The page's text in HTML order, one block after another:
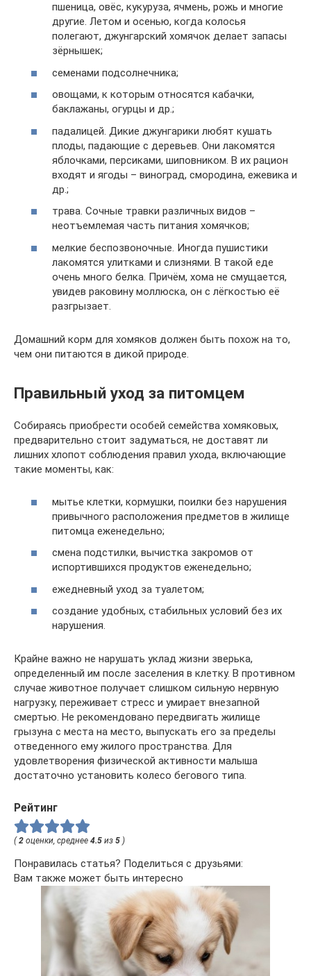
пшеница, овёс, кукуруза, ячмень, рожь и многие
другие. Летом и осенью, когда колосья
полегают, джунгарский хомячок делает запасы
зёрнышек;
семенами подсолнечника;
овощами, к которым относятся кабачки,
баклажаны, огурцы и др.;
падалицей. Дикие джунгарики любят кушать
плоды, падающие с деревьев. Они лакомятся
яблочками, персиками, шиповником. В их рацион
входят и ягоды – виноград, смородина, ежевика и
др.;
трава. Сочные травки различных видов –
неотъемлемая часть питания хомячков;
мелкие беспозвоночные. Иногда пушистики
лакомятся улитками и слизнями. В такой еде
очень много белка. Причём, хома не смущается,
увидев раковину моллюска, он с лёгкостью её
разгрызает.
Домашний корм для хомяков должен быть похож на то,
чем они питаются в дикой природе.
Правильный уход за питомцем
Собираясь приобрести особей семейства хомяковых,
предварительно стоит задуматься, не доставят ли
лишних хлопот соблюдения правил ухода, включающие
такие моменты, как:
мытье клетки, кормушки, поилки без нарушения
привычного расположения предметов в жилище
питомца еженедельно;
смена подстилки, вычистка закромов от
испортившихся продуктов еженедельно;
ежедневный уход за туалетом;
создание удобных, стабильных условий без их
нарушения.
Крайне важно не нарушать уклад жизни зверька,
определенный им после заселения в клетку. В противном
случае животное получает слишком сильную нервную
нагрузку, переживает стресс и умирает внезапной
смертью. Не рекомендовано передвигать жилище
грызуна с места на место, выпускать его за пределы
отведенного ему жилого пространства. Для
удовлетворения физической активности малыша
достаточно установить колесо бегового типа.
Рейтинг
( 2 оценки, среднее 4.5 из 5 )
Понравилась статья? Поделиться с друзьями:
Вам также может быть интересно